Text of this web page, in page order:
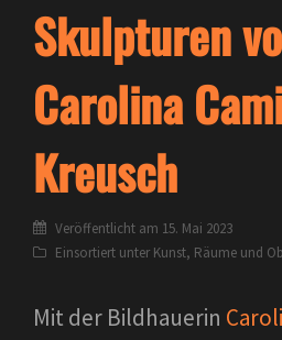
Skulpturen
Carolina
Kreusch
Veröffentlicht am 15. Mai 2023
Einsortiert unter Kunst, Räume und
Mit der Bildhauerin